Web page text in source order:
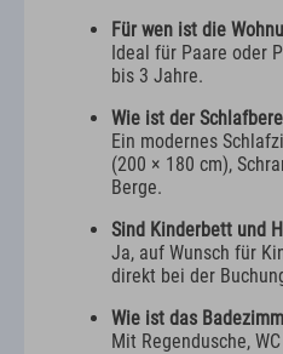
Für wen ist die
Ideal für Paare oder
bis 3 Jahre.
Wie ist der
Ein modernes
(200 × 180 cm),
Berge.
Sind Kinderbett und
Ja, auf Wunsch für
direkt bei der
Wie ist das
Mit Regendusche,